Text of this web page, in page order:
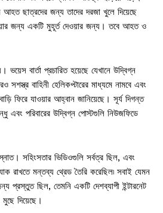
ছাত্রদের জন্য তাদের দরজা খুলে দিয়েছে
জন্য একটি মুহূর্ত দেওয়ার জন্য। তবে আহত ও
ভয়েস বার্তা প্রচারিত হয়েছে যেখানে উদ্বিগ্ন
সশস্ত্র বাহিনী হেলিকপ্টারের মাধ্যমে নামবে এবং
ফিরে যাওয়ার আহ্বান জানিয়েছে। সূর্য দিগন্ত
এবং পরিবারের উদ্বিগ্ন পোস্টগুলি নিউজফিডে
সহিংসতার ভিডিওগুলি সর্বত্র ছিল, এবং
রাখতে মন্তব্য থ্রেড তৈরি করেছিল৷ সবাই যেমন
প্রস্তুত ছিল, তেমনি একটি দেশব্যাপী ইন্টারনেট
দিয়েছে।